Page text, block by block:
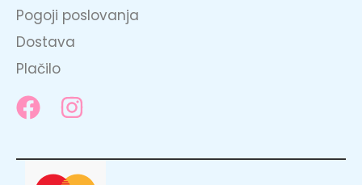
Pogoji poslovanja
Dostava
Plačilo